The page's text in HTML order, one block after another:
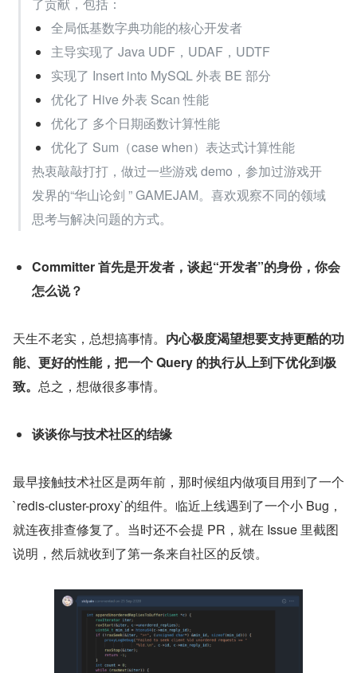
全局低基数字典功能的核心开发者
主导实现了 Java UDF，UDAF，UDTF
实现了 Insert into MySQL 外表 BE 部分
优化了 Hive 外表 Scan 性能
优化了 多个日期函数计算性能
优化了 Sum（case when）表达式计算性能
热衷敲敲打打，做过一些游戏 demo，参加过游戏开
发界的“华山论剑 ” GAMEJAM。喜欢观察不同的领域
思考与解决问题的方式。
Committer 首先是开发者，谈起“开发者”的身份，你会
怎么说？
天生不老实，总想搞事情。 内心极度渴望想要支持更酷的功
能、更好的性能，把一个 Query 的执行从上到下优化到极
致。 总之，想做很多事情。
谈谈你与技术社区的结缘
最早接触技术社区是两年前，那时候组内做项目用到了一个
`redis-cluster-proxy`的组件。临近上线遇到了一个小 Bug，
就连夜排查修复了。当时还不会提 PR，就在 Issue 里截图
说明，然后就收到了第一条来自社区的反馈。